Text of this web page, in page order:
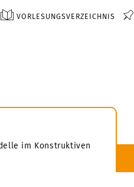
VORLESUNGSVERZEICHNIS
im Konstruktiven